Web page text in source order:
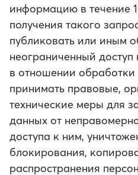
информацию в течение
получения такого
публиковать или иным
неограниченный
в отношении
принимать правовые,
технические меры для
данных от
доступа к ним,
блокирования,
распространения